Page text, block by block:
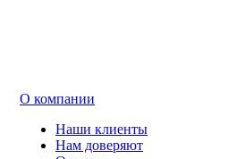
О компании
Наши клиенты
Нам доверяют